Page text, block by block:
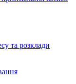
та розклади